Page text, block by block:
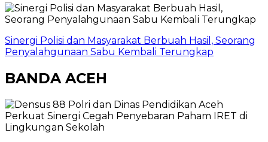
Sinergi Polisi dan Masyarakat Berbuah Hasil, Seorang
Penyalahgunaan Sabu Kembali Terungkap
BANDA ACEH